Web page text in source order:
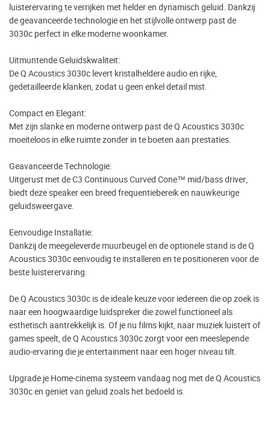
luisterervaring te verrijken met helder en dynamisch geluid. Dankzij
de geavanceerde technologie en het stijlvolle ontwerp past de
3030c perfect in elke moderne woonkamer.
Uitmuntende Geluidskwaliteit:
De Q Acoustics 3030c levert kristalheldere audio en rijke,
gedetailleerde klanken, zodat u geen enkel detail mist.
Compact en Elegant:
Met zijn slanke en moderne ontwerp past de Q Acoustics 3030c
moeiteloos in elke ruimte zonder in te boeten aan prestaties.
Geavanceerde Technologie:
Uitgerust met de C3 Continuous Curved Cone™ mid/bass driver,
biedt deze speaker een breed frequentiebereik en nauwkeurige
geluidsweergave.
Eenvoudige Installatie:
Dankzij de meegeleverde muurbeugel en de optionele stand is de Q
Acoustics 3030c eenvoudig te installeren en te positioneren voor de
beste luisterervaring.
De Q Acoustics 3030c is de ideale keuze voor iedereen die op zoek is
naar een hoogwaardige luidspreker die zowel functioneel als
esthetisch aantrekkelijk is. Of je nu films kijkt, naar muziek luistert of
games speelt, de Q Acoustics 3030c zorgt voor een meeslepende
audio-ervaring die je entertainment naar een hoger niveau tilt.
Upgrade je Home-cinema systeem vandaag nog met de Q Acoustics
3030c en geniet van geluid zoals het bedoeld is.